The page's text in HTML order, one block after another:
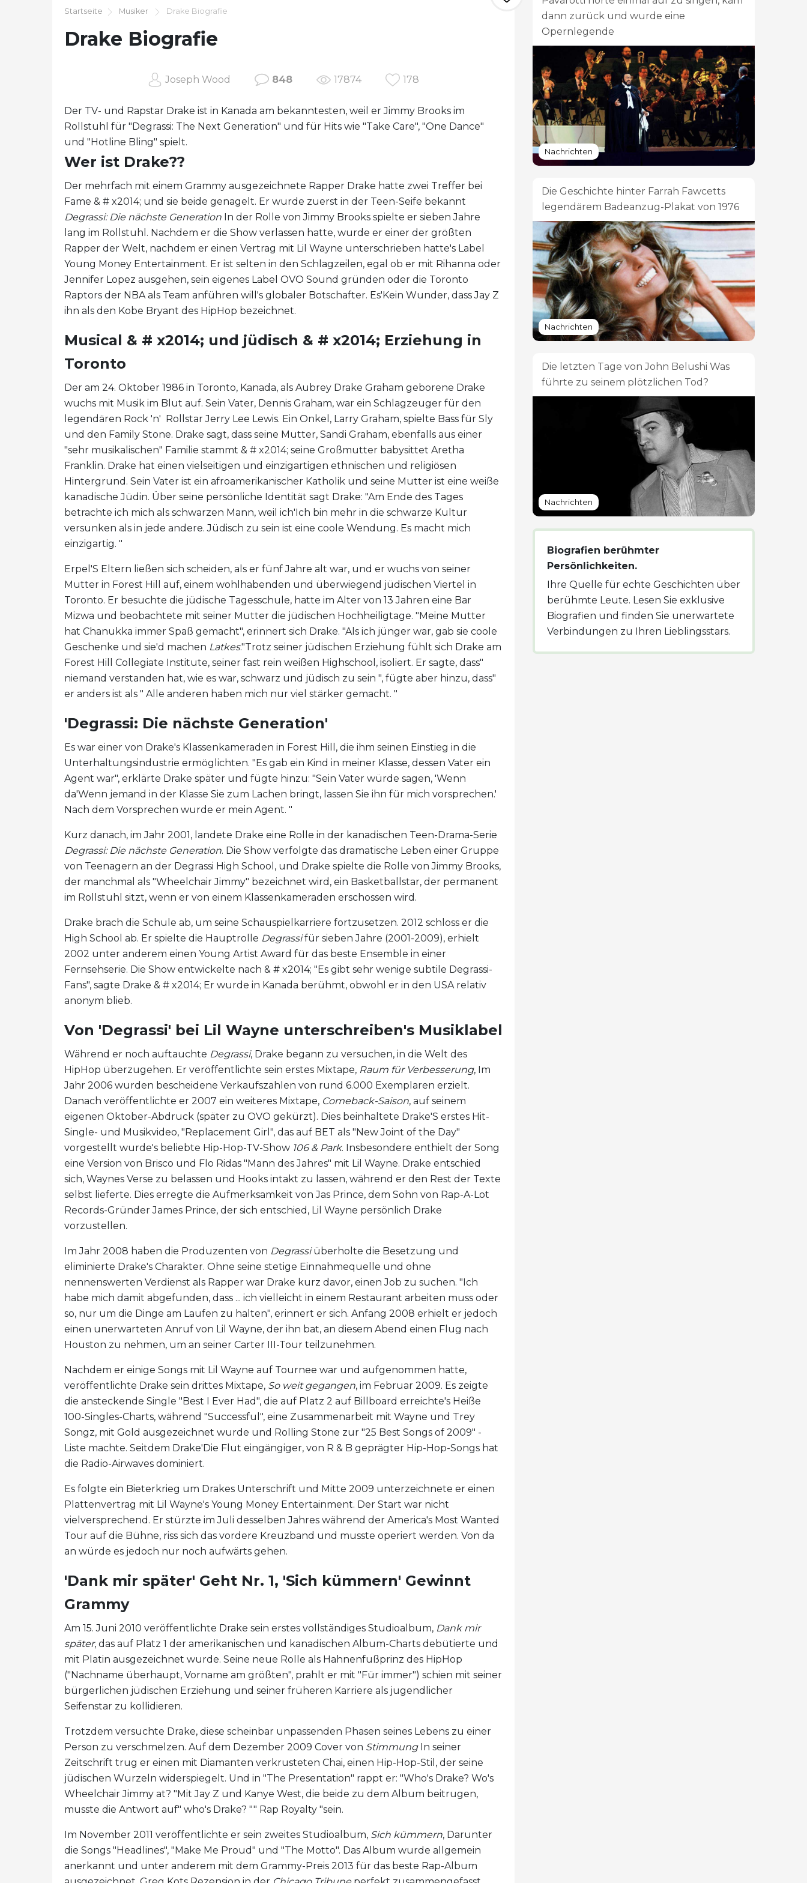
Startseite Musiker Drake Biografie
Drake Biografie
Joseph Wood 848 17874 178
Der TV- und Rapstar Drake ist in Kanada am bekanntesten, weil er Jimmy Brooks im
Rollstuhl für "Degrassi: The Next Generation" und für Hits wie "Take Care", "One Dance"
und "Hotline Bling" spielt.
Wer ist Drake??
Der mehrfach mit einem Grammy ausgezeichnete Rapper Drake hatte zwei Treffer bei
Fame & # x2014; und sie beide genagelt. Er wurde zuerst in der Teen-Seife bekannt
Degrassi: Die nächste Generation In der Rolle von Jimmy Brooks spielte er sieben Jahre
lang im Rollstuhl. Nachdem er die Show verlassen hatte, wurde er einer der größten
Rapper der Welt, nachdem er einen Vertrag mit Lil Wayne unterschrieben hatte's Label
Young Money Entertainment. Er ist selten in den Schlagzeilen, egal ob er mit Rihanna oder
Jennifer Lopez ausgehen, sein eigenes Label OVO Sound gründen oder die Toronto
Raptors der NBA als Team anführen will's globaler Botschafter. Es'Kein Wunder, dass Jay Z
ihn als den Kobe Bryant des HipHop bezeichnet.
Musical & # x2014; und jüdisch & # x2014; Erziehung in
Toronto
Der am 24. Oktober 1986 in Toronto, Kanada, als Aubrey Drake Graham geborene Drake
wuchs mit Musik im Blut auf. Sein Vater, Dennis Graham, war ein Schlagzeuger für den
legendären Rock 'n' Rollstar Jerry Lee Lewis. Ein Onkel, Larry Graham, spielte Bass für Sly
und den Family Stone. Drake sagt, dass seine Mutter, Sandi Graham, ebenfalls aus einer
"sehr musikalischen" Familie stammt & # x2014; seine Großmutter babysittet Aretha
Franklin. Drake hat einen vielseitigen und einzigartigen ethnischen und religiösen
Hintergrund. Sein Vater ist ein afroamerikanischer Katholik und seine Mutter ist eine weiße
kanadische Jüdin. Über seine persönliche Identität sagt Drake: "Am Ende des Tages
betrachte ich mich als schwarzen Mann, weil ich'Ich bin mehr in die schwarze Kultur
versunken als in jede andere. Jüdisch zu sein ist eine coole Wendung. Es macht mich
einzigartig. "
Erpel'S Eltern ließen sich scheiden, als er fünf Jahre alt war, und er wuchs von seiner
Mutter in Forest Hill auf, einem wohlhabenden und überwiegend jüdischen Viertel in
Toronto. Er besuchte die jüdische Tagesschule, hatte im Alter von 13 Jahren eine Bar
Mizwa und beobachtete mit seiner Mutter die jüdischen Hochheiligtage. "Meine Mutter
hat Chanukka immer Spaß gemacht", erinnert sich Drake. "Als ich jünger war, gab sie coole
Geschenke und sie'd machen Latkes."Trotz seiner jüdischen Erziehung fühlt sich Drake am
Forest Hill Collegiate Institute, seiner fast rein weißen Highschool, isoliert. Er sagte, dass"
niemand verstanden hat, wie es war, schwarz und jüdisch zu sein ", fügte aber hinzu, dass"
er anders ist als " Alle anderen haben mich nur viel stärker gemacht. "
'Degrassi: Die nächste Generation'
Es war einer von Drake's Klassenkameraden in Forest Hill, die ihm seinen Einstieg in die
Unterhaltungsindustrie ermöglichten. "Es gab ein Kind in meiner Klasse, dessen Vater ein
Agent war", erklärte Drake später und fügte hinzu: "Sein Vater würde sagen, 'Wenn
da'Wenn jemand in der Klasse Sie zum Lachen bringt, lassen Sie ihn für mich vorsprechen.'
Nach dem Vorsprechen wurde er mein Agent. "
Kurz danach, im Jahr 2001, landete Drake eine Rolle in der kanadischen Teen-Drama-Serie
Degrassi: Die nächste Generation. Die Show verfolgte das dramatische Leben einer Gruppe
von Teenagern an der Degrassi High School, und Drake spielte die Rolle von Jimmy Brooks,
der manchmal als "Wheelchair Jimmy" bezeichnet wird, ein Basketballstar, der permanent
im Rollstuhl sitzt, wenn er von einem Klassenkameraden erschossen wird.
Drake brach die Schule ab, um seine Schauspielkarriere fortzusetzen. 2012 schloss er die
High School ab. Er spielte die Hauptrolle Degrassifür sieben Jahre (2001-2009), erhielt
2002 unter anderem einen Young Artist Award für das beste Ensemble in einer
Fernsehserie. Die Show entwickelte nach & # x2014; "Es gibt sehr wenige subtile Degrassi-
Fans", sagte Drake & # x2014; Er wurde in Kanada berühmt, obwohl er in den USA relativ
anonym blieb.
Von 'Degrassi' bei Lil Wayne unterschreiben's Musiklabel
Während er noch auftauchte Degrassi, Drake begann zu versuchen, in die Welt des
HipHop überzugehen. Er veröffentlichte sein erstes Mixtape, Raum für Verbesserung, Im
Jahr 2006 wurden bescheidene Verkaufszahlen von rund 6.000 Exemplaren erzielt.
Danach veröffentlichte er 2007 ein weiteres Mixtape, Comeback-Saison, auf seinem
eigenen Oktober-Abdruck (später zu OVO gekürzt). Dies beinhaltete Drake'S erstes Hit-
Single- und Musikvideo, "Replacement Girl", das auf BET als "New Joint of the Day"
vorgestellt wurde's beliebte Hip-Hop-TV-Show 106 & Park. Insbesondere enthielt der Song
eine Version von Brisco und Flo Ridas "Mann des Jahres" mit Lil Wayne. Drake entschied
sich, Waynes Verse zu belassen und Hooks intakt zu lassen, während er den Rest der Texte
selbst lieferte. Dies erregte die Aufmerksamkeit von Jas Prince, dem Sohn von Rap-A-Lot
Records-Gründer James Prince, der sich entschied, Lil Wayne persönlich Drake
vorzustellen.
Im Jahr 2008 haben die Produzenten von Degrassiüberholte die Besetzung und
eliminierte Drake's Charakter. Ohne seine stetige Einnahmequelle und ohne
nennenswerten Verdienst als Rapper war Drake kurz davor, einen Job zu suchen. "Ich
habe mich damit abgefunden, dass ... ich vielleicht in einem Restaurant arbeiten muss oder
so, nur um die Dinge am Laufen zu halten", erinnert er sich. Anfang 2008 erhielt er jedoch
einen unerwarteten Anruf von Lil Wayne, der ihn bat, an diesem Abend einen Flug nach
Houston zu nehmen, um an seiner Carter III-Tour teilzunehmen.
Nachdem er einige Songs mit Lil Wayne auf Tournee war und aufgenommen hatte,
veröffentlichte Drake sein drittes Mixtape, So weit gegangen, im Februar 2009. Es zeigte
die ansteckende Single "Best I Ever Had", die auf Platz 2 auf Billboard erreichte's Heiße
100-Singles-Charts, während "Successful", eine Zusammenarbeit mit Wayne und Trey
Songz, mit Gold ausgezeichnet wurde und Rolling Stone zur "25 Best Songs of 2009" -
Liste machte. Seitdem Drake'Die Flut eingängiger, von R & B geprägter Hip-Hop-Songs hat
die Radio-Airwaves dominiert.
Es folgte ein Bieterkrieg um Drakes Unterschrift und Mitte 2009 unterzeichnete er einen
Plattenvertrag mit Lil Wayne's Young Money Entertainment. Der Start war nicht
vielversprechend. Er stürzte im Juli desselben Jahres während der America's Most Wanted
Tour auf die Bühne, riss sich das vordere Kreuzband und musste operiert werden. Von da
an würde es jedoch nur noch aufwärts gehen.
'Dank mir später' Geht Nr. 1, 'Sich kümmern' Gewinnt
Grammy
Am 15. Juni 2010 veröffentlichte Drake sein erstes vollständiges Studioalbum, Dank mir
später, das auf Platz 1 der amerikanischen und kanadischen Album-Charts debütierte und
mit Platin ausgezeichnet wurde. Seine neue Rolle als Hahnenfußprinz des HipHop
("Nachname überhaupt, Vorname am größten", prahlt er mit "Für immer") schien mit seiner
bürgerlichen jüdischen Erziehung und seiner früheren Karriere als jugendlicher
Seifenstar zu kollidieren.
Trotzdem versuchte Drake, diese scheinbar unpassenden Phasen seines Lebens zu einer
Person zu verschmelzen. Auf dem Dezember 2009 Cover von StimmungIn seiner
Zeitschrift trug er einen mit Diamanten verkrusteten Chai, einen Hip-Hop-Stil, der seine
jüdischen Wurzeln widerspiegelt. Und in "The Presentation" rappt er: "Who's Drake? Wo's
Wheelchair Jimmy at? "Mit Jay Z und Kanye West, die beide zu dem Album beitrugen,
musste die Antwort auf" who's Drake? "" Rap Royalty "sein.
Im November 2011 veröffentlichte er sein zweites Studioalbum, Sich kümmern, Darunter
die Songs "Headlines", "Make Me Proud" und "The Motto". Das Album wurde allgemein
anerkannt und unter anderem mit dem Grammy-Preis 2013 für das beste Rap-Album
dann zurück und wurde eine
Opernlegende
Nachrichten
Die Geschichte hinter Farrah Fawcetts
legendärem Badeanzug-Plakat von 1976
Nachrichten
Die letzten Tage von John Belushi Was
führte zu seinem plötzlichen Tod?
Nachrichten
Biografien berühmter
Persönlichkeiten.
Ihre Quelle für echte Geschichten über
berühmte Leute. Lesen Sie exklusive
Biografien und finden Sie unerwartete
Verbindungen zu Ihren Lieblingsstars.